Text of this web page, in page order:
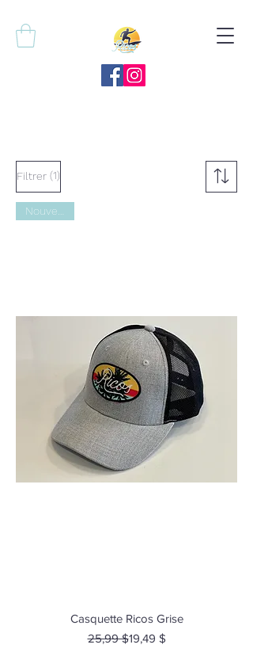
Filtrer (1)
Casquette Ricos Grise
Prix original
25,99 $Prix promotionnel
19,49 $